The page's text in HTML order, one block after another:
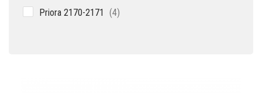
Priora 2170-2171 44